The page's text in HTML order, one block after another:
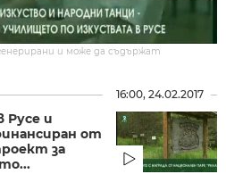
и може да съдържат
Русе и
от
за
16:00, 24.02.2017